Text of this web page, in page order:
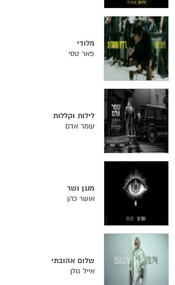
מלודי
פאר טסי
לילות וקללות
עומר אדם
מנגן ושר
אושר כהן
שלום אהובתי
אייל גולן